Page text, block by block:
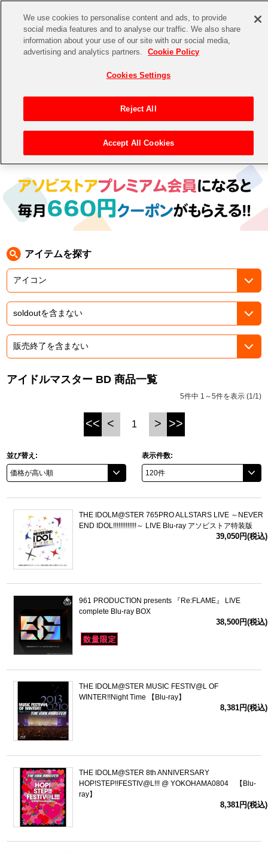
CHANNEL STORE EVENT
ゲーム 電子書籍
その他先行受付
アイドルマスターシリーズ
アイドルマスター
アイドルマスター ミリオンライブ！
アイドルマスター SideM
プロジェクトアイマス ヴイアライヴ
テイルズ オブ シリーズ
電音部
鉄拳
パックマン
ナムコクラシック
スサノオマジック
ガンダムシリーズ
ドラゴンボール
ラブライブ！
ラブライブ！サンシャイン‼
ラブライブ！スーパースター!!
アイドリッシュセブン
モフモフパレード
イベントグッズ
トイ・ホビー
>BD> アイドルマスター BD
アイテムを探す
アイドルマスター BD 商品一覧
5件中 1～5件を表示 (1/1)
<< < 1 > >>
並び替え: 表示件数:
THE IDOLM@STER 765PRO ALLSTARS LIVE ～NEVER
END IDOL!!!!!!!!!!!!!～ LIVE Blu-ray アソビストア特装版
39,050円(税込)
961 PRODUCTION presents 『Re:FLAME』 LIVE
complete Blu-ray BOX
38,500円(税込)
THE IDOLM@STER MUSIC FESTIV@L OF
WINTER!!Night Time 【Blu-ray】
8,381円(税込)
THE IDOLM@STER 8th ANNIVERSARY
HOP!STEP!!FESTIV@L!!! @ YOKOHAMA0804 【Blu-
ray】
8,381円(税込)
We use cookies to personalise content and ads, to provide
social media features and to analyse our traffic. We also share
information about your use of our site with our social media,
advertising and analytics partners.
Cookie Policy
Cookies Settings
Reject All
Accept All Cookies